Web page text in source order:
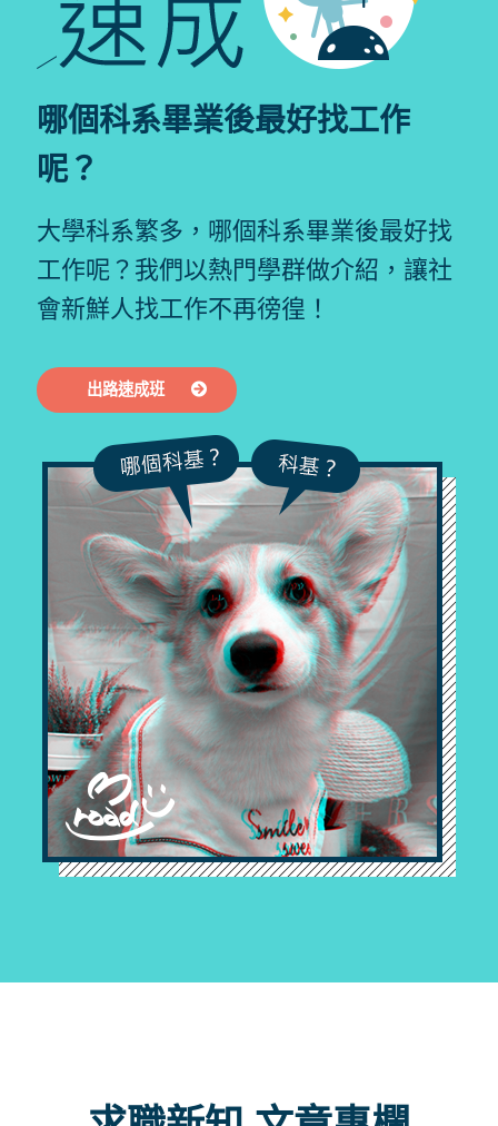
哪個科系畢業後最好找工作
呢？
大學科系繁多，哪個科系畢業後最好找
工作呢？我們以熱門學群做介紹，讓社
會新鮮人找工作不再徬徨！
出路速成班